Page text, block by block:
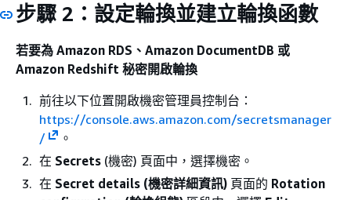
步驟 2：設定輪換並建立輪換函數
若要為 Amazon RDS、Amazon DocumentDB 或
Amazon Redshift 秘密開啟輪換
前往以下位置開啟機密管理員控制台：
https://console.aws.amazon.com/secretsmanager
/
。
在 Secrets (機密) 頁面中，選擇機密。
在 Secret details (機密詳細資訊) 頁面的 Rotation